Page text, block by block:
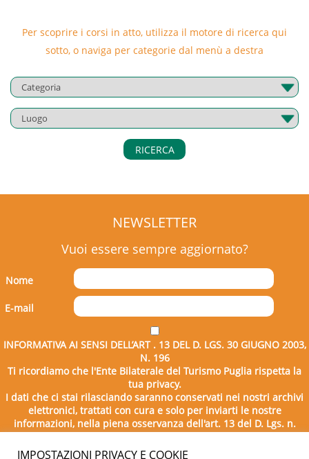
Per scoprire i corsi in atto, utilizza il motore di ricerca qui
sotto, o naviga per categorie dal menù a destra
RICERCA
NEWSLETTER
Vuoi essere sempre aggiornato?
Nome
E-mail
INFORMATIVA AI SENSI DELL’ART . 13 DEL D. LGS. 30 GIUGNO 2003,
N. 196
Ti ricordiamo che l'Ente Bilaterale del Turismo Puglia rispetta la
tua privacy.
I dati che ci stai rilasciando saranno conservati nei nostri archivi
elettronici, trattati con cura e solo per inviarti le nostre
informazioni, nella piena osservanza dell'art. 13 del D. Lgs. n.
196/2003.
IMPOSTAZIONI PRIVACY E COOKIE